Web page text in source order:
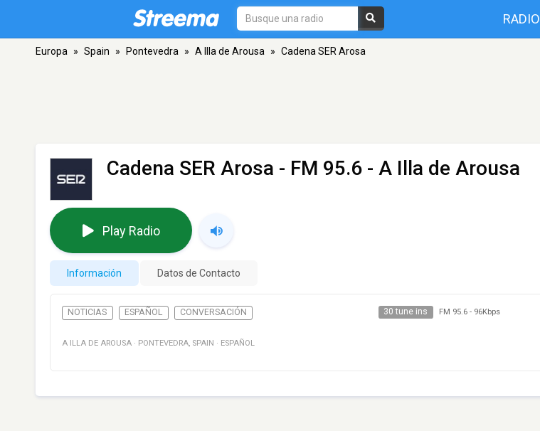
RADIO
Europa » Spain » Pontevedra » A Illa de Arousa » Cadena SER Arosa
Cadena SER Arosa - FM 95.6 - A Illa de Arousa
Play Radio
Información Datos de Contacto
NOTICIAS ESPAÑOL CONVERSACIÓN 30 tune ins FM 95.6- 96Kbps
A ILLA DE AROUSA · PONTEVEDRA, SPAIN · ESPAÑOL